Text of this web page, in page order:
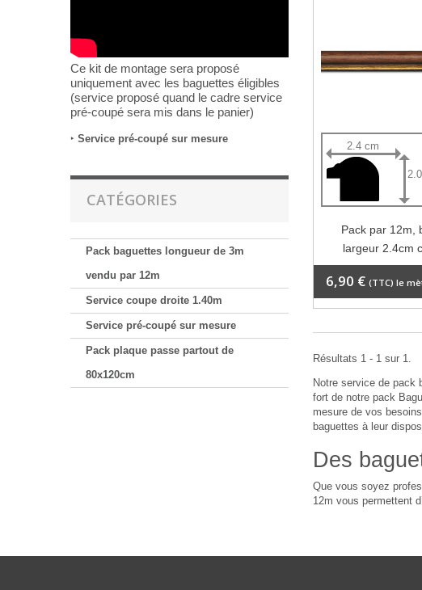
Ce kit de montage sera proposé
uniquement avec les baguettes éligibles
(service proposé quand le cadre service
pré-coupé sera mis dans le panier)
‣ Service pré-coupé sur mesure
CATÉGORIES
Pack baguettes longueur de 3m
vendu par 12m
Service coupe droite 1.40m
Service pré-coupé sur mesure
Pack plaque passe partout de
80x120cm
2.4 cm
Pack par 12m,
largeur 2.4cm
6,90 € (TTC) le
Résultats 1 - 1 sur 1.
Notre service de pack
fort de notre pack
mesure de vos
baguettes à leur
Des
Que vous soyez
12m vous permettent